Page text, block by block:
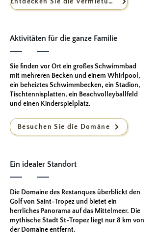
Aktivitäten für die ganze Familie
Sie finden vor Ort ein großes Schwimmbad
mit mehreren Becken und einem Whirlpool,
ein beheiztes Schwimmbecken, ein Stadion,
Tischtennisplatten, ein Beachvolleyballfeld
und einen Kinderspielplatz.
Besuchen Sie die Domäne
Ein idealer Standort
Die Domaine des Restanques überblickt den
Golf von Saint-Tropez und bietet ein
herrliches Panorama auf das Mittelmeer. Die
mythische Stadt St-Tropez liegt nur 8 km von
der Domaine entfernt.